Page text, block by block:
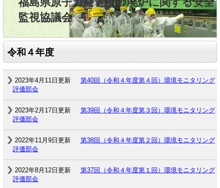
監視協議会
令和４年度
2023年4月11日更新
第40回（令和４年度第４回）環境モニタリング
評価部会
2023年2月17日更新
第39回（令和４年度第３回）環境モニタリング
評価部会
2022年11月9日更新
第38回（令和４年度第２回）環境モニタリング
評価部会
2022年8月12日更新
第37回（令和４年度第１回）環境モニタリング
評価部会